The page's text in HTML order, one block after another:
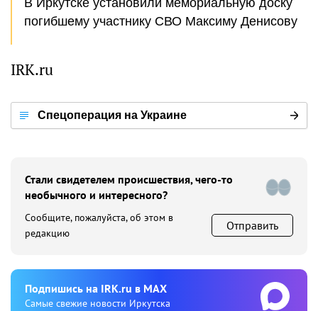
В Иркутске установили мемориальную доску
погибшему участнику СВО Максиму Денисову
IRK.ru
Спецоперация на Украине
Стали свидетелем происшествия, чего-то
необычного и интересного?
Сообщите, пожалуйста, об этом в
редакцию
Отправить
Подпишиcь на IRK.ru в MAX
Cамые свежие новости Иркутска